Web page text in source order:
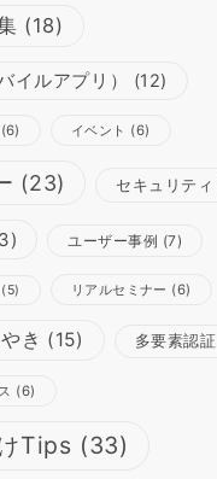
(18)
イルアプリ） (12)
(6) イベント (6)
(23) セキュリティ
ユーザー事例 (7)
(5) リアルセミナー (6)
き (15) 多要素認証
(6)
Tips (33)